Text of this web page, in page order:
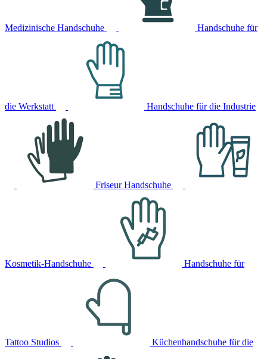
Medizinische Handschuhe Handschuhe für
die Werkstatt Handschuhe für die Industrie
Friseur Handschuhe
Kosmetik-Handschuhe Handschuhe für
Tattoo Studios Küchenhandschuhe für die